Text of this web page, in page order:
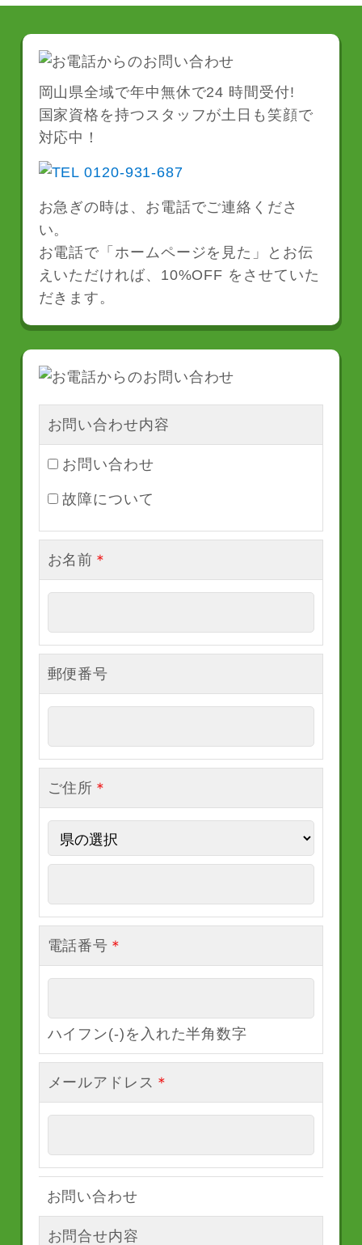
岡山県全域で年中無休で24 時間受付!
国家資格を持つスタッフが土日も笑顔で
対応中！
お急ぎの時は、お電話でご連絡くださ
い。
お電話で「ホームページを見た」とお伝
えいただければ、10%OFF をさせていた
だきます。
お問い合わせ内容
お問い合わせ
故障について
お名前 ＊
郵便番号
ご住所 ＊
電話番号 ＊
ハイフン(-)を入れた半角数字
メールアドレス ＊
お問い合わせ
お問合せ内容